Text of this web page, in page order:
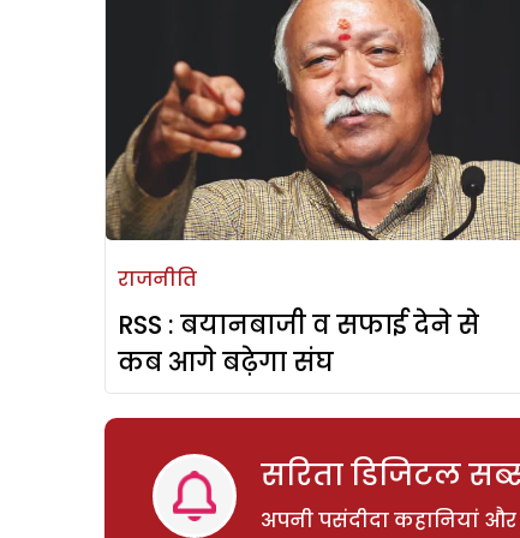
राजनीति
RSS : बयानबाजी व सफाई देने से
कब आगे बढ़ेगा संघ
सरिता डिजिटल
अपनी पसंदीदा कहानियां